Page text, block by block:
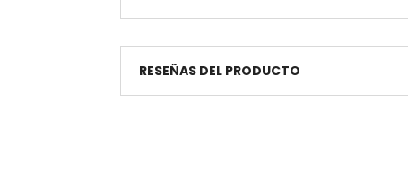
RESEÑAS DEL PRODUCTO